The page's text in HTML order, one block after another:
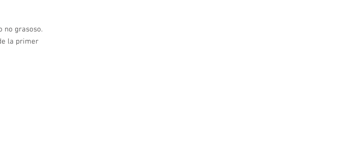
no grasoso.
la primer